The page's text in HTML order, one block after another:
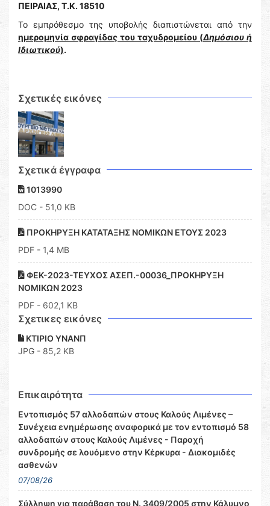
ΠΕΙΡΑΙΑΣ, Τ.Κ. 18510
Το εμπρόθεσμο της υποβολής διαπιστώνεται από την
ημερομηνία σφραγίδας του ταχυδρομείου (Δημόσιου ή
Ιδιωτικού).
Σχετικές εικόνες
Σχετικά έγγραφα
1013990
DOC - 51,0 KB
ΠΡΟΚΗΡΥΞΗ ΚΑΤΑΤΑΞΗΣ ΝΟΜΙΚΩΝ ΕΤΟΥΣ 2023
PDF - 1,4 MB
ΦΕΚ-2023-ΤΕΥΧΟΣ ΑΣΕΠ.-00036_ΠΡΟΚΗΡΥΞΗ
ΝΟΜΙΚΩΝ 2023
PDF - 602,1 KB
Σχετικες εικόνες
ΚΤΙΡΙΟ ΥΝΑΝΠ
JPG - 85,2 KB
Επικαιρότητα
Εντοπισμός 57 αλλοδαπών στους Καλούς Λιμένες –
Συνέχεια ενημέρωσης αναφορικά με τον εντοπισμό 58
αλλοδαπών στους Καλούς Λιμένες - Παροχή
συνδρομής σε λουόμενο στην Κέρκυρα - Διακομιδές
ασθενών
07/08/26
Σύλληψη για παράβαση του Ν. 3409/2005 στην Κάλυμνο